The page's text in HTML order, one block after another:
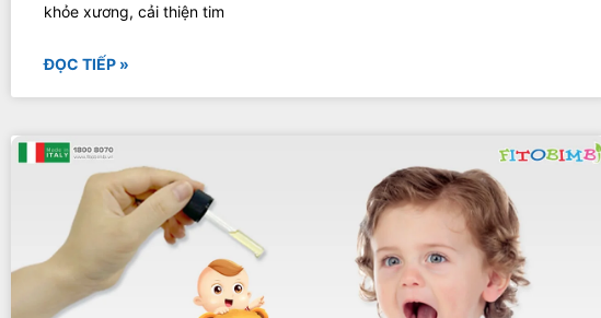
khỏe xương, cải thiện tim
ĐỌC TIẾP »